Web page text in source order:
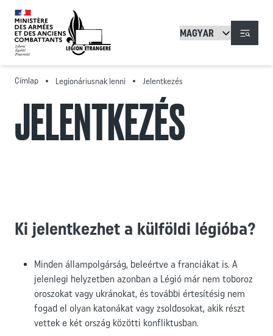
Menü
Címlap Legionáriusnak lenni Jelentkezés
JELENTKEZÉS
Ki jelentkezhet a külföldi légióba?
Minden állampolgárság, beleértve a franciákat is. A
jelenlegi helyzetben azonban a Légió már nem toboroz
oroszokat vagy ukránokat, és további értesítésig nem
fogad el olyan katonákat vagy zsoldosokat, akik részt
vettek e két ország közötti konfliktusban.